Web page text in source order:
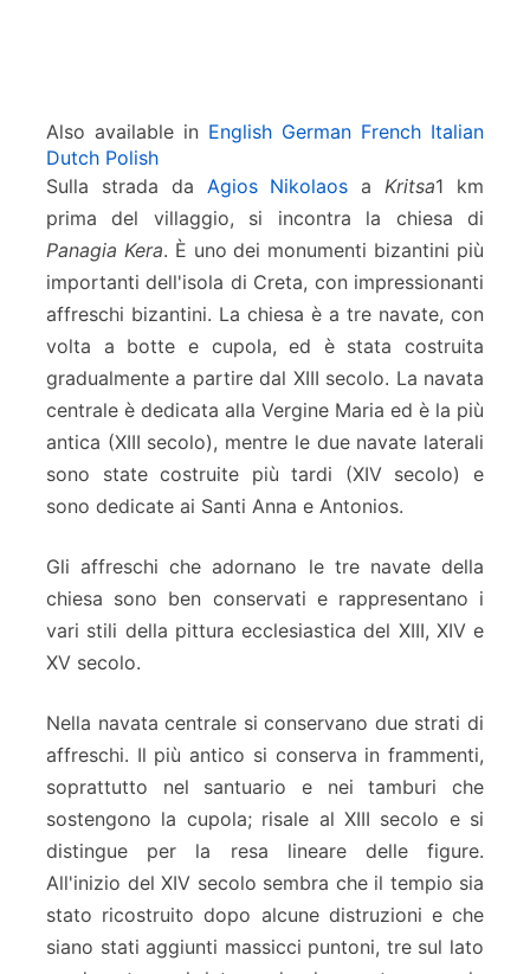
Also available in English German French Italian
Dutch Polish
Sulla strada da Agios Nikolaos a Kritsa1 km
prima del villaggio, si incontra la chiesa di
Panagia Kera. È uno dei monumenti bizantini più
importanti dell'isola di Creta, con impressionanti
affreschi bizantini. La chiesa è a tre navate, con
volta a botte e cupola, ed è stata costruita
gradualmente a partire dal XIII secolo. La navata
centrale è dedicata alla Vergine Maria ed è la più
antica (XIII secolo), mentre le due navate laterali
sono state costruite più tardi (XIV secolo) e
sono dedicate ai Santi Anna e Antonios.
Gli affreschi che adornano le tre navate della
chiesa sono ben conservati e rappresentano i
vari stili della pittura ecclesiastica del XIII, XIV e
XV secolo.
Nella navata centrale si conservano due strati di
affreschi. Il più antico si conserva in frammenti,
soprattutto nel santuario e nei tamburi che
sostengono la cupola; risale al XIII secolo e si
distingue per la resa lineare delle figure.
All'inizio del XIV secolo sembra che il tempio sia
stato ricostruito dopo alcune distruzioni e che
siano stati aggiunti massicci puntoni, tre sul lato